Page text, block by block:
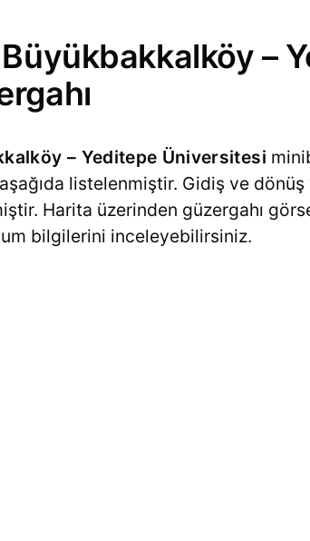
–
– Yeditepe Üniversitesi
listelenmiştir. Gidiş ve
Harita üzerinden güzergahı
bilgilerini inceleyebilirsiniz.